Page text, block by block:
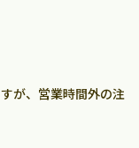
が、営業時間外の注